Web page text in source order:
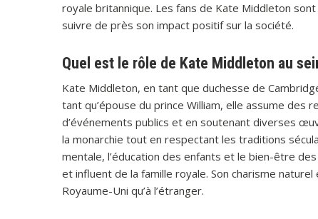
royale britannique. Les fans de Kate Middleton
suivre de près son impact positif sur la société.
Quel est le rôle de Kate Middleton au
Kate Middleton, en tant que duchesse de
tant qu’épouse du prince William, elle assume
d’événements publics et en soutenant diverses
la monarchie tout en respectant les traditions
mentale, l’éducation des enfants et le bien-être
et influent de la famille royale. Son charisme
Royaume-Uni qu’à l’étranger.